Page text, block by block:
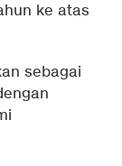
ke atas
sebagai